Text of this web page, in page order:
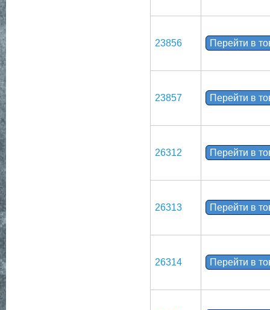
23856 Перейти в
23857 Перейти в
26312 Перейти в
26313 Перейти в
26314 Перейти в